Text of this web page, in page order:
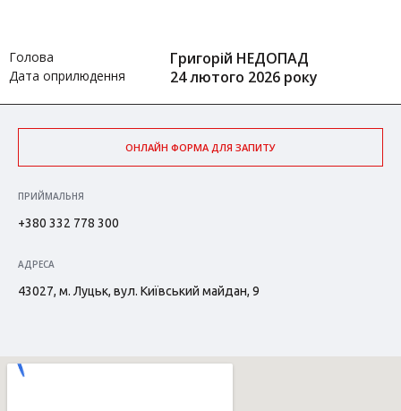
Голова Григорій НЕДОПАД
Дата оприлюдення 24 лютого 2026 року
ОНЛАЙН ФОРМА ДЛЯ ЗАПИТУ
ПРИЙМАЛЬНЯ
+380 332 778 300
АДРЕСА
43027, м. Луцьк, вул. Київський майдан, 9